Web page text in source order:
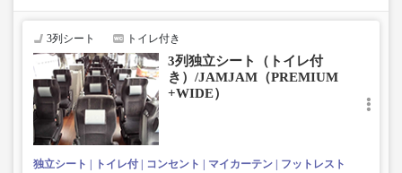
■トランクにてお預かりできる荷物
・3辺合計160cm以内、かつ10kg以下のものをおひとり様1
■お預かりできない荷物（貴重品以外は車内持ち込みも不
可）
楽器・自転車（折りたたみ含む）・ボード等の大きな荷
物、壊れ物、危険物、貴重品、ペット、
上記「トランクにてお預かりできる荷物」の条件を満たさ
3列シート トイレ付き
3列独立シート（トイレ付
き）/JAMJAM（PREMIUM
+WIDE）
独立シート トイレ付 コンセント マイカーテン
フットレスト